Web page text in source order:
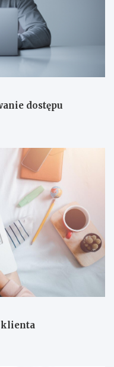
dostępu
klienta